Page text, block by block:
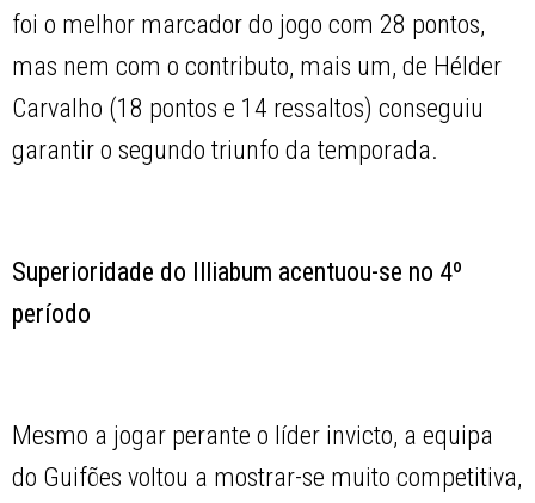
foi o melhor marcador do jogo com 28 pontos,
mas nem com o contributo, mais um, de Hélder
Carvalho (18 pontos e 14 ressaltos) conseguiu
garantir o segundo triunfo da temporada.
Superioridade do Illiabum acentuou-se no 4º
período
Mesmo a jogar perante o líder invicto, a equipa
do Guifões voltou a mostrar-se muito competitiva,